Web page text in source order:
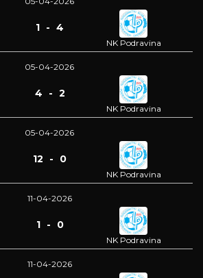
1 - 4
NK Podravina
05-04-2026
4 - 2
NK Podravina
05-04-2026
12 - 0
NK Podravina
11-04-2026
1 - 0
NK Podravina
11-04-2026